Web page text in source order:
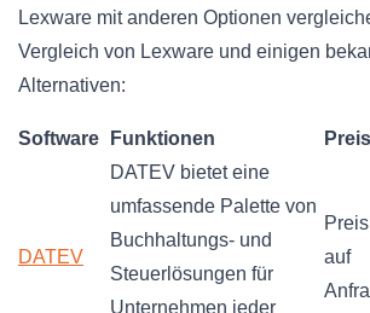
Lexware mit anderen Optionen
Vergleich von Lexware und einigen
Alternativen:
Software Funktionen Preis
DATEV
DATEV bietet eine
umfassende Palette von
Buchhaltungs- und
Steuerlösungen für
Unternehmen jeder
Preis
auf